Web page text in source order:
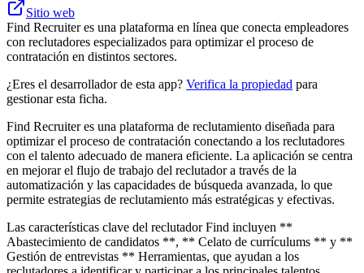
Sitio web
Find Recruiter es una plataforma en línea que conecta empleadores
con reclutadores especializados para optimizar el proceso de
contratación en distintos sectores.
¿Eres el desarrollador de esta app? Verifica la propiedad para
gestionar esta ficha.
Find Recruiter es una plataforma de reclutamiento diseñada para
optimizar el proceso de contratación conectando a los reclutadores
con el talento adecuado de manera eficiente. La aplicación se centra
en mejorar el flujo de trabajo del reclutador a través de la
automatización y las capacidades de búsqueda avanzada, lo que
permite estrategias de reclutamiento más estratégicas y efectivas.
Las características clave del reclutador Find incluyen **
Abastecimiento de candidatos **, ** Celato de currículums ** y **
Gestión de entrevistas ** Herramientas, que ayudan a los